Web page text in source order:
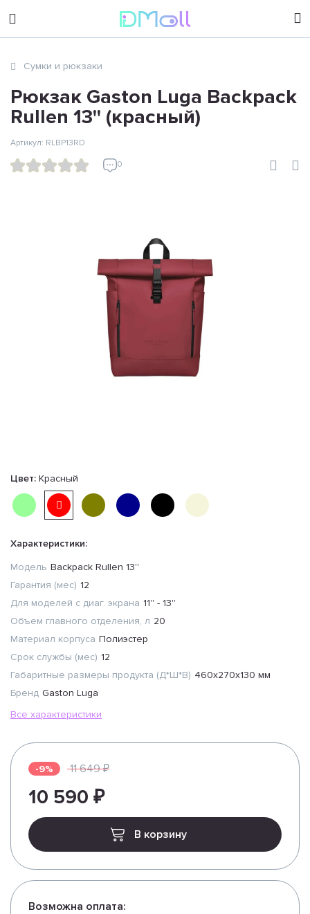
sales@dimoll.ru
Сумки и рюкзаки
Рюкзак Gaston Luga Backpack
Rullen 13'' (красный)
0
Артикул: RLBP13RD
Цвет: Красный
Характеристики:
Модель Backpack Rullen 13''
Гарантия (мес) 12
Для моделей с диаг. экрана 11'' - 13''
Объем главного отделения, л 20
Материал корпуса Полиэстер
Срок службы (мес) 12
Габаритные размеры продукта (Д*Ш*В) 460x270x130 мм
Бренд Gaston Luga
Все характеристики
-9% 11 649 ₽
10 590 ₽
В корзину
Возможна оплата: